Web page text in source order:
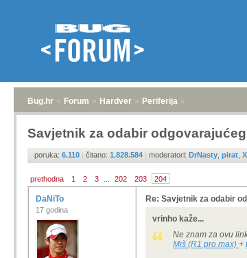
Bug.hr » Forum » Hardver » Periferija »
Savjetnik za odabir
poruka: 6.110 | čitano: 1.828.584 | moderatori: DrNasty pirat
prethodna 1 2 3 202 203 204
DaNiTo
17 godina
Re: Savjetnik za odabir
vrinho kaže...
Ne znam za ovu
Miš (R1 pro max) +